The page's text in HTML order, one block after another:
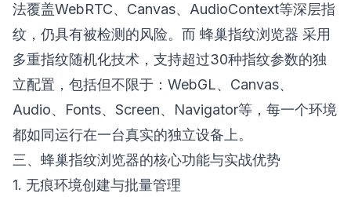
法覆盖WebRTC、Canvas、AudioContext等深层指
纹，仍具有被检测的风险。而 蜂巢指纹浏览器 采用
多重指纹随机化技术，支持超过30种指纹参数的独
立配置，包括但不限于：WebGL、Canvas、
Audio、Fonts、Screen、Navigator等，每一个环境
都如同运行在一台真实的独立设备上。
三、蜂巢指纹浏览器的核心功能与实战优势
1. 无痕环境创建与批量管理